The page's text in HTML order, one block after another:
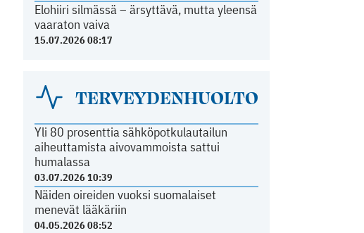
Elohiiri silmässä – ärsyttävä, mutta yleensä
vaaraton vaiva
15.07.2026 08:17
TERVEYDENHUOLTO
Yli 80 prosenttia sähköpotkulautailun
aiheuttamista aivovammoista sattui
humalassa
03.07.2026 10:39
Näiden oireiden vuoksi suomalaiset
menevät lääkäriin
04.05.2026 08:52